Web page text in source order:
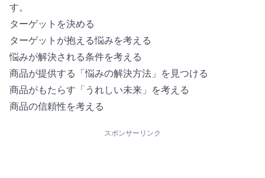
す。
ターゲットを決める
ターゲットが抱える悩みを考える
悩みが解決される条件を考える
商品が提供する「悩みの解決方法」を見つける
商品がもたらす「うれしい未来」を考える
商品の信頼性を考える
スポンサーリンク